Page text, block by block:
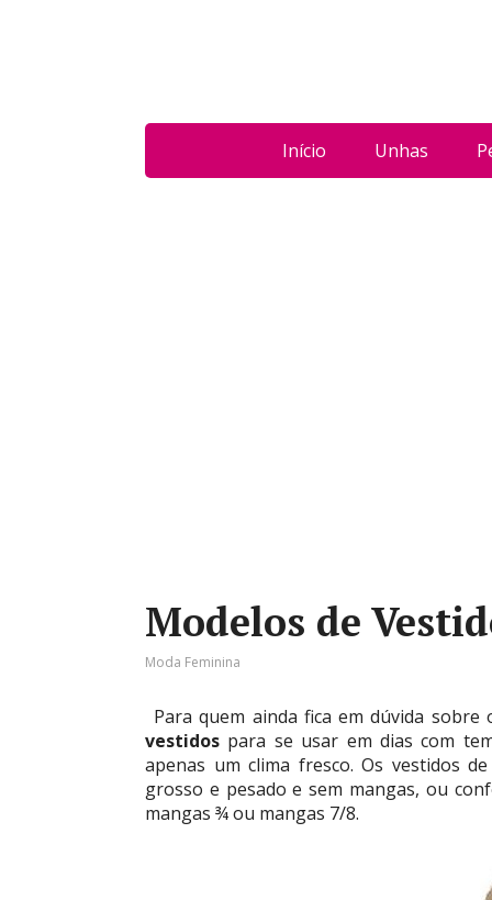
Início Unhas
Modelos de
Moda Feminina
Para quem ainda fica em dúvida
vestidos para se usar em dias com
apenas um clima fresco. Os vestidos
grosso e pesado e sem mangas, ou
mangas ¾ ou mangas 7/8.